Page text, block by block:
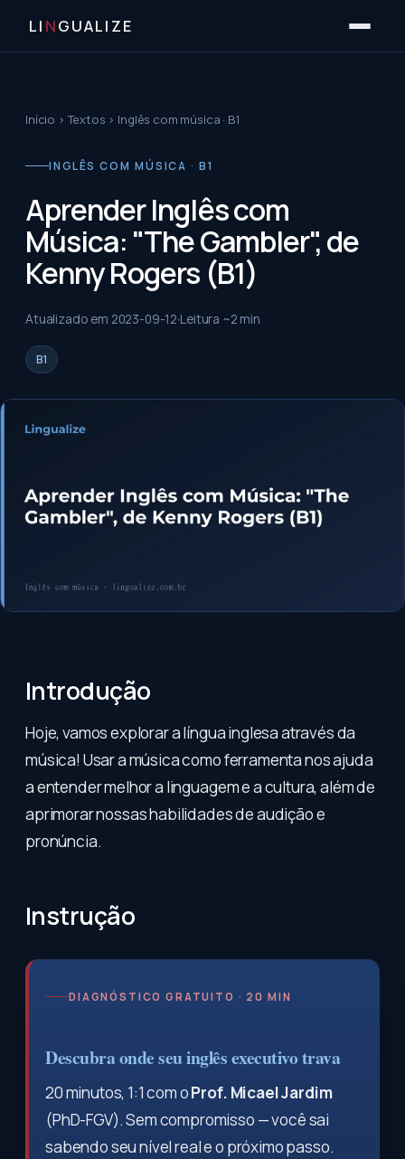
LI NGUALIZE
Início ›Textos › Inglês com música · B1
INGLÊS COM MÚSICA · B1
Aprender Inglês com
Música: "The Gambler", de
Kenny Rogers (B1)
Atualizado em 2023-09-12 Leitura ~2 min
B1
Introdução
Hoje, vamos explorar a língua inglesa através da
música! Usar a música como ferramenta nos ajuda
a entender melhor a linguagem e a cultura, além de
aprimorar nossas habilidades de audição e
pronúncia.
Instrução
DIAGNÓSTICO GRATUITO · 20 MIN
Descubra onde seu inglês executivo trava
20 minutos, 1:1 com oProf. Micael Jardim
(PhD-FGV). Sem compromisso — você sai
sabendo seu nível real e o próximo passo.